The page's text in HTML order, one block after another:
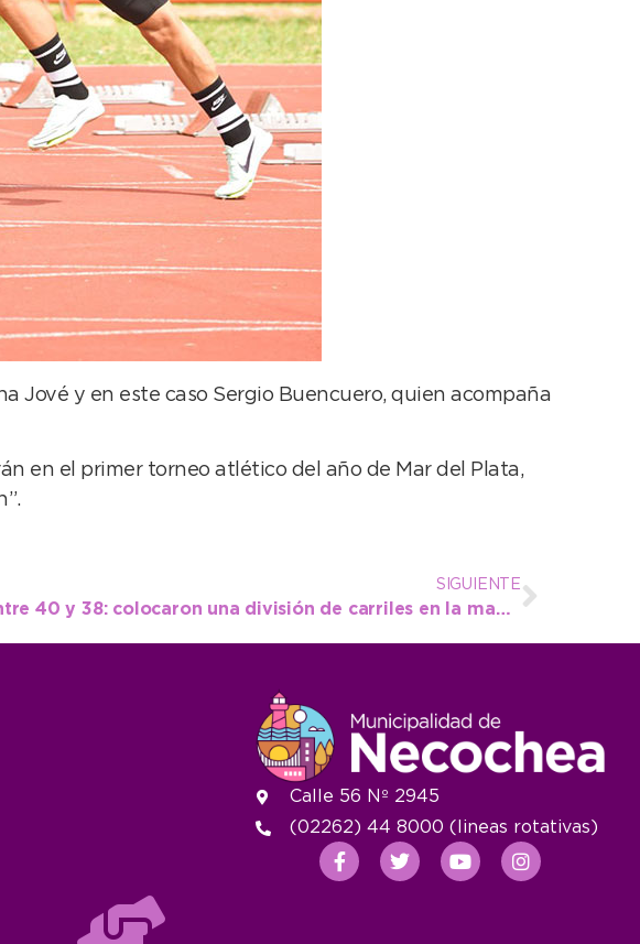
Jové y en este caso Sergio Buencuero, quien acompaña
en el primer torneo atlético del año de Mar del Plata,
SIGUIENTE
Av. 59 entre 40 y 38: colocaron una división de carriles en la mano hacia el puerto y playa
Calle 56 Nº 2945
(02262) 44 8000 (lineas rotativas)